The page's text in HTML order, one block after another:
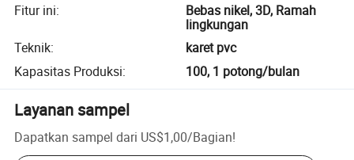
Fitur ini:
Bebas nikel, 3D, Ramah
lingkungan
Teknik:
karet pvc
Kapasitas Produksi: 100, 1 potong/bulan
Layanan sampel
Dapatkan sampel dari US$1,00/Bagian!